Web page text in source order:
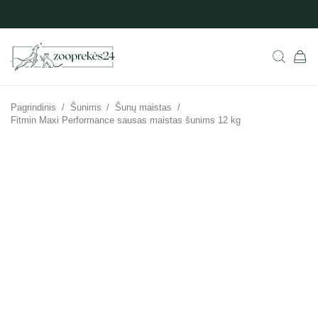
Pagrindinis / Šunims / Šunų maistas /
Fitmin Maxi Performance sausas maistas šunims 12 kg